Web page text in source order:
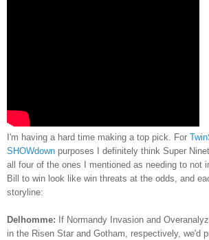
I'm having a hard time making a top pick. For
SHOWdown purposes I definitely think Super
all four of the ones I mentioned as needing to not
Bill to win look like win threats at the odds, and
storyline:
Delhomme: If Normandy Invasion and
in the Risen Star and Gotham, respectively, we'd